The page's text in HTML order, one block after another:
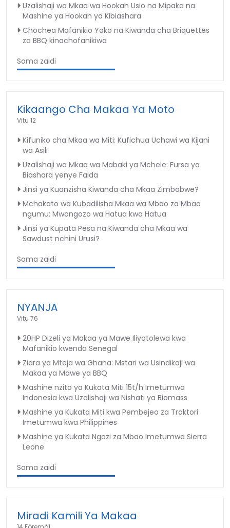
Uzalishaji wa Mkaa wa Hookah Usio na Mipaka na
Mashine ya Hookah ya Kibiashara
Chochea Mafanikio Yako na Kiwanda cha Briquettes
za BBQ kinachofanikiwa
Soma zaidi
Kikaango Cha Makaa Ya Moto
Vitu 12
Kifuniko cha Mkaa wa Miti: Kufichua Uchawi wa Kijani
wa Asili
Uzalishaji wa Mkaa wa Mabaki ya Mchele: Fursa ya
Biashara yenye Faida
Jinsi ya Kuanzisha Kiwanda cha Mkaa Zimbabwe?
Mchakato wa Kubadilisha Mkaa wa Mbao za Mbao
ngumu: Mwongozo wa Hatua kwa Hatua
Jinsi ya Kupata Pesa na Kiwanda cha Mkaa wa
Sawdust nchini Urusi?
Soma zaidi
NYANJA
Vitu 76
20HP Dizeli ya Makaa ya Mawe Iliyotolewa kwa
Mafanikio kwenda Senegal
Ziara ya Mteja wa Ghana: Mstari wa Usindikaji wa
Makaa ya Mawe ya BBQ
Mashine nzito ya Kukata Miti 15t/h Imetumwa
Indonesia kwa Uzalishaji wa Nishati ya Biomass
Mashine ya Kukata Miti kwa Pembejeo za Traktori
Imetumwa kwa Philippines
Mashine ya Kukata Ngozi za Mbao Imetumwa Sierra
Leone
Soma zaidi
Miradi Kamili Ya Makaa